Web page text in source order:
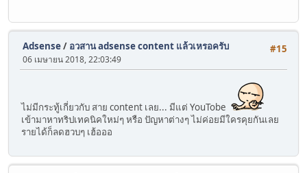
#15
Adsense/ อวสาน adsense content แล้วเหรอครับ
06 เมษายน 2018, 22:03:49
ไม่มีกระทู้เกี่ยวกับ สาย content เลย... มีแต่ YouTobe
เข้ามาหาทริปเทคนิคใหม่ๆ หรือ ปัญหาต่างๆ ไม่ค่อยมีใครคุยกันเลย
รายได้ก็ลดฮวบๆ เฮ้อออ